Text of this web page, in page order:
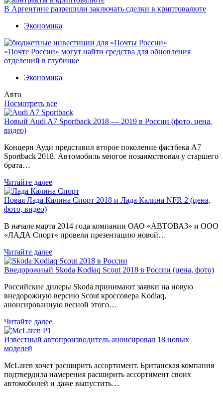
В Аргентине разрешили заключать сделки в криптовалюте
Экономика
«Почте России» могут найти средства для обновления
отделений в глубинке
Экономика
Авто
Посмотреть все
Новый Audi A7 Sportback 2018 — 2019 в России (фото, цена,
видео)
Концерн Ауди представил второе поколение фастбека A7
Sportback 2018. Автомобиль многое позаимствовал у старшего
брата…
Читайте далее
Новая Лада Калина Спорт 2018 и Лада Калина NFR 2 (цена,
фото, видео)
В начале марта 2014 года компании ОАО «АВТОВАЗ» и ООО
«ЛАДА Спорт» провели презентацию новой…
Читайте далее
Внедорожный Skoda Kodiaq Scout 2018 в России (цена, фото)
Российские дилеры Skoda принимают заявки на новую
внедорожную версию Scout кроссовера Kodiaq,
анонсированную весной этого…
Читайте далее
Известный автопроизводитель анонсировал 18 новых
моделей
McLaren хочет расширить ассортимент. Британская компания
подтвердила намерения расширить ассортимент своих
автомобилей и даже выпустить…